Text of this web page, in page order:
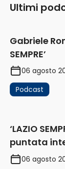
Ultimi
Gabriele
SEMPRE’
06 agosto
Podcast
‘LAZIO
puntata
06 agosto